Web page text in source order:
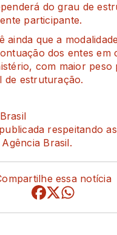
do grau de
participante.
ainda que a
dos entes em
com maior peso
de estruturação.
respeitando as
Agência Brasil.
essa notícia